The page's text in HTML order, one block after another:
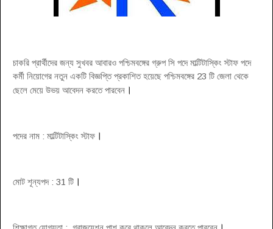
চাকরি প্রার্থীদের জন্য সুখবর আবারও পশ্চিমবঙ্গের গ্রুপ সি পদে মাল্টিটাস্কিং স্টাফ পদে
কর্মী নিয়োগের নতুন একটি বিজ্ঞপ্তি প্রকাশিত হয়েছে পশ্চিমবঙ্গের 23 টি জেলা থেকে
ছেলে মেয়ে উভয় আবেদন করতে পারবেন ।
পদের নাম : মাল্টিটাস্কিং স্টাফ ।
মোট শূন্যপদ : 31 টি ।